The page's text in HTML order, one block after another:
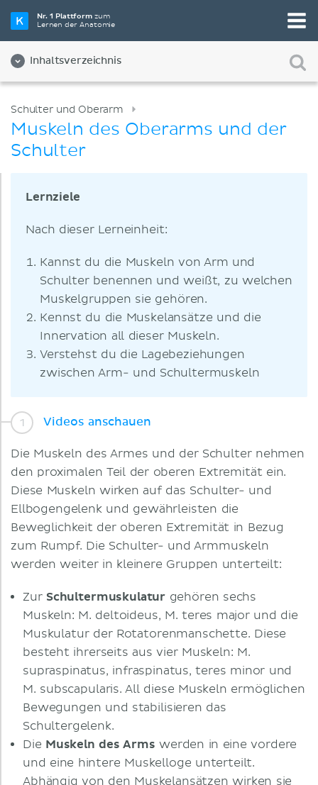
Nr. 1 Plattformzum
Lernen der Anatomie
Inhaltsverzeichnis
Schulter und Oberarm
Muskeln des Oberarms und der
Schulter
Lernziele
Nach dieser Lerneinheit:
Kannst du die Muskeln von Arm und
Schulter benennen und weißt, zu welchen
Muskelgruppen sie gehören.
Kennst du die Muskelansätze und die
Innervation all dieser Muskeln.
Verstehst du die Lagebeziehungen
zwischen Arm- und Schultermuskeln
Videos anschauen
Die Muskeln des Armes und der Schulter nehmen
den proximalen Teil der oberen Extremität ein.
Diese Muskeln wirken auf das Schulter- und
Ellbogengelenk und gewährleisten die
Beweglichkeit der oberen Extremität in Bezug
zum Rumpf. Die Schulter- und Armmuskeln
werden weiter in kleinere Gruppen unterteilt:
ZurSchultermuskulatur gehören sechs
Muskeln: M. deltoideus, M. teres major und die
Muskulatur der Rotatorenmanschette. Diese
besteht ihrerseits aus vier Muskeln: M.
supraspinatus, infraspinatus, teres minor und
M. subscapularis. All diese Muskeln ermöglichen
Bewegungen und stabilisieren das
Schultergelenk.
Die Muskeln des Arms werden in eine vordere
und eine hintere Muskelloge unterteilt.
Abhängig von den Muskelansätzen wirken sie